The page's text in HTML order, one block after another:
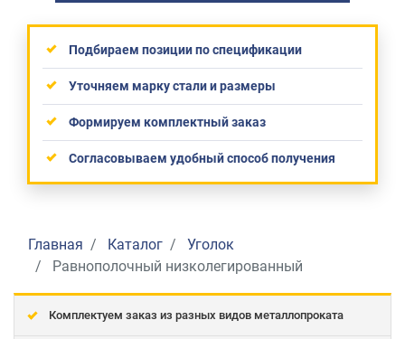
Подбираем позиции по спецификации
Уточняем марку стали и размеры
Формируем комплектный заказ
Согласовываем удобный способ получения
Главная Каталог
Уголок
Равнополочный низколегированный
Комплектуем заказ из разных видов металлопроката